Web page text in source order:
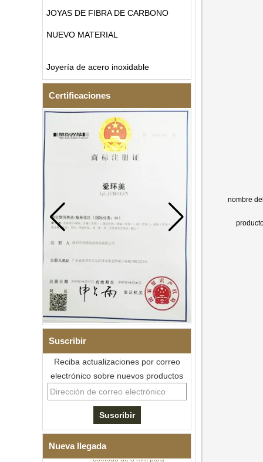
JOYAS DE FIBRA DE CARBONO
NUEVO MATERIAL
Joyería de acero inoxidable
Certificaciones
Suscribir
Reciba actualizaciones por correo
electrónico sobre nuevos productos
Nueva llegada
Anillo de carburo de
martillado para hombre,
alianza de boda con textura
cómodo de 8 mm para
hombre
nombre